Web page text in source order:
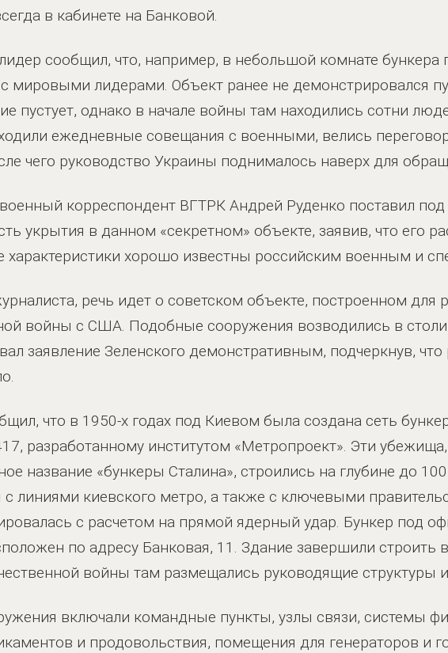
в кабинете на Банковой.
сообщил, что, например, в небольшой комнате
мировыми лидерами. Объект ранее не демонстрировался
пустует, однако в начале войны там находились сотни
ежедневные совещания с военными, велись
чего руководство Украины поднималось наверх для
корреспондент ВГТРК Андрей Руденко поставил
укрытия в данном «секретном» объекте, заявив, что его
характеристики хорошо известны российским военным и
речь идет о советском объекте, построенном для
войны с США. Подобные сооружения возводились в
заявление Зеленского демонстративным, подчеркнув,
что в 1950-х годах под Киевом была создана сеть
разработанному институтом «Метропроект». Эти
название «бункеры Сталина», строились на глубине до
линиями киевского метро, а также с ключевыми
с расчетом на прямой ядерный удар. Бункер под
по адресу Банковая, 11. Здание завершили строить
войны там размещались руководящие структуры
включали командные пункты, узлы связи, системы
и продовольствия, помещения для генераторов и